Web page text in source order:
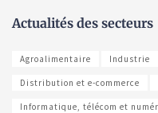
Actualités des secteurs
Agroalimentaire Industrie
Distribution et e-commerce
Informatique, télécom et